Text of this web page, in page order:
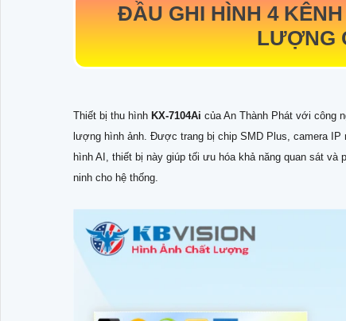
ĐẦU GHI HÌNH 4 KÊNH
LƯỢNG
Thiết bị thu hình KX-7104Ai của An Thành Phát với công
lượng hình ảnh. Được trang bị chip SMD Plus, camera
hình AI, thiết bị này giúp tối ưu hóa khả năng quan sát
ninh cho hệ thống.